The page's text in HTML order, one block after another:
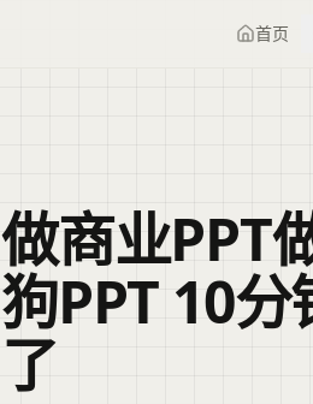
首页
做商业PPT
狗PPT 10
了